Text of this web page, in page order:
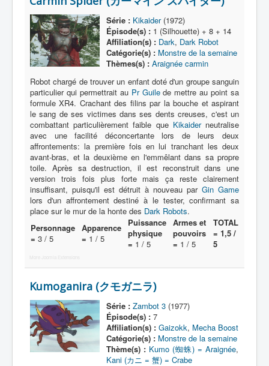
Série
Acteur
Équipe
Personnage
Transformation
Équipement
Mecha
Objet
Lieu
Épisode
Référence
Générique
Protagoniste
Entourage
Antagoniste
Monstre
Série : Kikaider(1972)
Épisode(s) :1 (Silhouette) + 8 + 14
Affiliation(s) : Dark, Dark Robot
Catégorie(s) : Monstre de la semaine
Thèmes(s) : Araignée carmin
Robot chargé de trouver un enfant doté d'un groupe sanguin
particulier qui permettrait au Pr Guilede mettre au point sa
formule XR4. Crachant des filins par la bouche et aspirant
le sang de ses victimes dans ses dents creuses, c'est un
combattant particulièrement faible que Kikaiderneutralise
avec une facilité déconcertante lors de leurs deux
affrontements: la première fois en lui tranchant les deux
avant-bras, et la deuxième en l'emmêlant dans sa propre
toile. Après sa destruction, il est reconstruit dans une
version trois fois plus forte mais ça reste clairement
insuffisant, puisqu'il est détruit à nouveau par Gin Game
lors d'un affrontement destiné à le tester, confirmant sa
place sur le mur de la honte des Dark Robots.
Personnage
= 3 / 5
Apparence
= 1 / 5
Puissance
physique
= 1 / 5
Armes et
pouvoirs
= 1 / 5
TOTAL
= 1,5 /
5
More Joomla Extensions
Kumoganira (クモガニラ)
Série : Zambot 3(1977)
Épisode(s) :7
Affiliation(s) : Gaizokk, Mecha Boost
Catégorie(s) : Monstre de la semaine
Thème(s) : Kumo (蜘蛛) = Araignée,
Kani (カニ = 蟹) = Crabe